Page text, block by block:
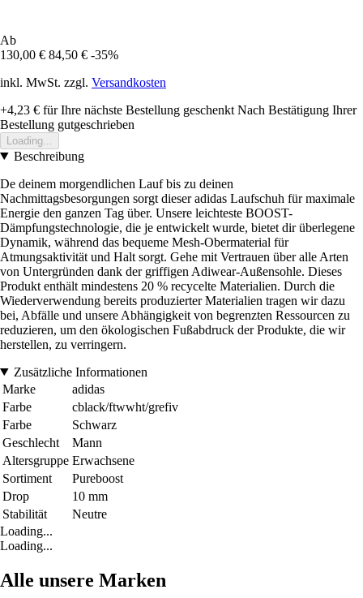
Ab
130,00 € 84,50 € -35%
inkl. MwSt. zzgl. Versandkosten
+4,23 € für Ihre nächste Bestellung geschenkt Nach Bestätigung Ihrer
Bestellung gutgeschrieben
Loading...
Beschreibung
De deinem morgendlichen Lauf bis zu deinen
Nachmittagsbesorgungen sorgt dieser adidas Laufschuh für maximale
Energie den ganzen Tag über. Unsere leichteste BOOST-
Dämpfungstechnologie, die je entwickelt wurde, bietet dir überlegene
Dynamik, während das bequeme Mesh-Obermaterial für
Atmungsaktivität und Halt sorgt. Gehe mit Vertrauen über alle Arten
von Untergründen dank der griffigen Adiwear-Außensohle. Dieses
Produkt enthält mindestens 20 % recycelte Materialien. Durch die
Wiederverwendung bereits produzierter Materialien tragen wir dazu
bei, Abfälle und unsere Abhängigkeit von begrenzten Ressourcen zu
reduzieren, um den ökologischen Fußabdruck der Produkte, die wir
herstellen, zu verringern.
Zusätzliche Informationen
Marke
adidas
Farbe
cblack/ftwwht/grefiv
Farbe
Schwarz
Geschlecht
Mann
Altersgruppe Erwachsene
Sortiment
Pureboost
Drop
10 mm
Stabilität
Neutre
Loading...
Loading...
Alle unsere Marken